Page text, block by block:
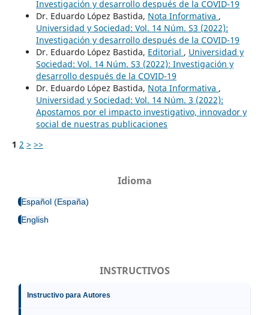
Investigación y desarrollo después de la COVID-19
Dr. Eduardo López Bastida, Nota Informativa ,
Universidad y Sociedad: Vol. 14 Núm. S3 (2022):
Investigación y desarrollo después de la COVID-19
Dr. Eduardo López Bastida, Editorial , Universidad y
Sociedad: Vol. 14 Núm. S3 (2022): Investigación y
desarrollo después de la COVID-19
Dr. Eduardo López Bastida, Nota Informativa ,
Universidad y Sociedad: Vol. 14 Núm. 3 (2022):
Apostamos por el impacto investigativo, innovador y
social de nuestras publicaciones
1 2 > >>
Idioma
Español (España)
English
INSTRUCTIVOS
Instructivo para Autores